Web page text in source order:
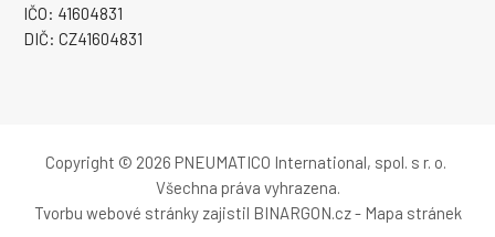
IČO: 41604831
DIČ: CZ41604831
Copyright © 2026 PNEUMATICO International, spol. s r. o.
Všechna práva vyhrazena.
Tvorbu webové stránkyzajistil BINARGON.cz- Mapa stránek